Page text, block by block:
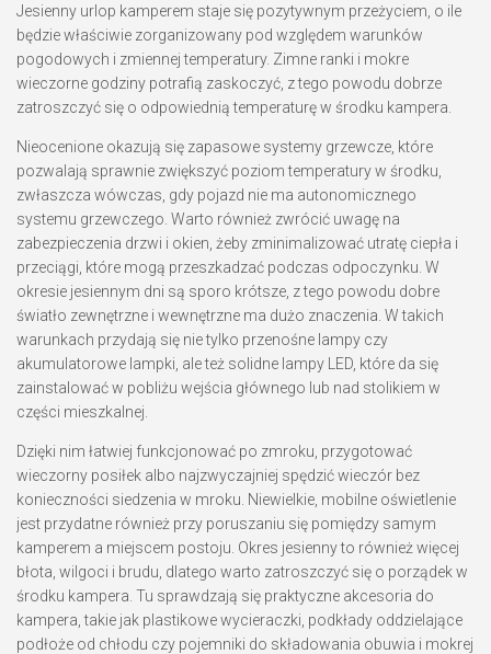
Jesienny urlop kamperem staje się pozytywnym przeżyciem, o ile
będzie właściwie zorganizowany pod względem warunków
pogodowych i zmiennej temperatury. Zimne ranki i mokre
wieczorne godziny potrafią zaskoczyć, z tego powodu dobrze
zatroszczyć się o odpowiednią temperaturę w środku kampera.
Nieocenione okazują się zapasowe systemy grzewcze, które
pozwalają sprawnie zwiększyć poziom temperatury w środku,
zwłaszcza wówczas, gdy pojazd nie ma autonomicznego
systemu grzewczego. Warto również zwrócić uwagę na
zabezpieczenia drzwi i okien, żeby zminimalizować utratę ciepła i
przeciągi, które mogą przeszkadzać podczas odpoczynku. W
okresie jesiennym dni są sporo krótsze, z tego powodu dobre
światło zewnętrzne i wewnętrzne ma dużo znaczenia. W takich
warunkach przydają się nie tylko przenośne lampy czy
akumulatorowe lampki, ale też solidne lampy LED, które da się
zainstalować w pobliżu wejścia głównego lub nad stolikiem w
części mieszkalnej.
Dzięki nim łatwiej funkcjonować po zmroku, przygotować
wieczorny posiłek albo najzwyczajniej spędzić wieczór bez
konieczności siedzenia w mroku. Niewielkie, mobilne oświetlenie
jest przydatne również przy poruszaniu się pomiędzy samym
kamperem a miejscem postoju. Okres jesienny to również więcej
błota, wilgoci i brudu, dlatego warto zatroszczyć się o porządek w
środku kampera. Tu sprawdzają się praktyczne akcesoria do
kampera, takie jak plastikowe wycieraczki, podkłady oddzielające
podłoże od chłodu czy pojemniki do składowania obuwia i mokrej